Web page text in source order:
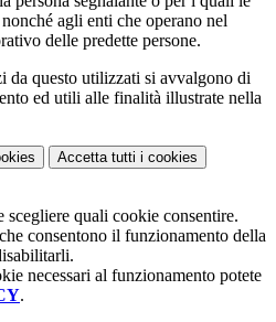
agli enti che operano nel
delle predette persone.
da questo utilizzati si avvalgono di
ed utili alle finalità illustrate nella
Accetta tutti i cookies
scegliere quali cookie consentire.
consentono il funzionamento della
necessari al funzionamento potete
.